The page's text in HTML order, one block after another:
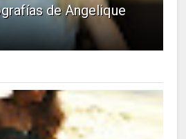
de Angelique